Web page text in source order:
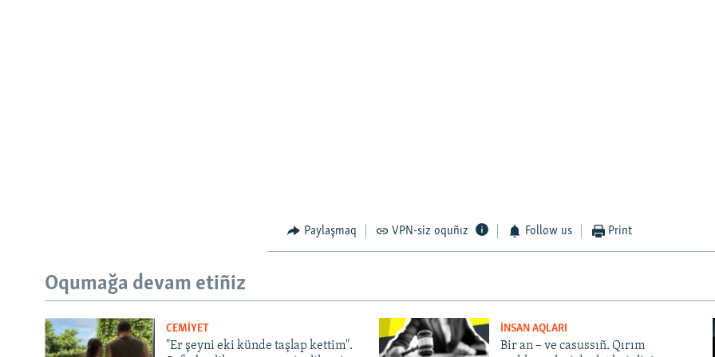
Paylaşmaq VPN-siz oquñız Follow us Print
Oqumağa devam etiñiz
CEMİYET
"Er şeyni eki künde taşlap kettim".
İNSAN AQLARI
Bir an – ve casussıñ. Qırım